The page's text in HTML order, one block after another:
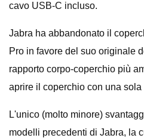
cavo USB-C incluso.
Jabra ha abbandonato il
Pro in favore del suo originale
rapporto corpo-coperchio più
aprire il coperchio con una sola
L'unico (molto minore)
modelli precedenti di Jabra, la